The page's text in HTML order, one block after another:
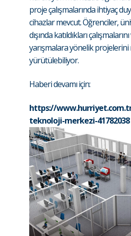
proje çalışmalarında ihtiyaç
cihazlar mevcut. Öğrenciler,
dışında katıldıkları
yarışmalara yönelik
yürütülebiliyor.
Haberi devamı için:
https://
teknoloji-merkezi-41782038